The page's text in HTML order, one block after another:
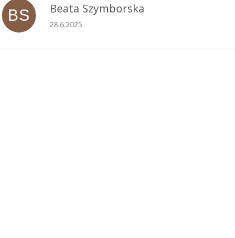
BS Beata Szymborska
Ocena sklepu to 5 na 5 gwiazdek.
28.6.2025